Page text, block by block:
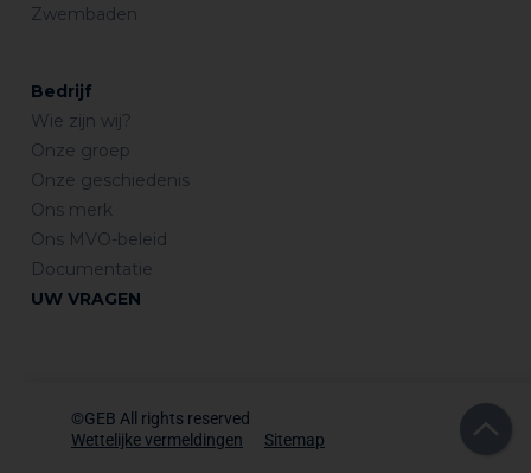
Zwembaden
Bedrijf
Wie zijn wij?
Onze groep
Onze geschiedenis
Ons merk
Ons MVO-beleid
Documentatie
UW VRAGEN
©GEB All rights reserved
Wettelijke vermeldingen
Sitemap